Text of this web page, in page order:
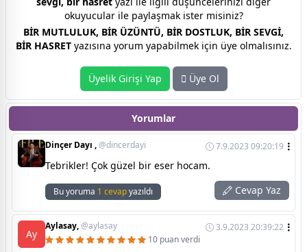
okuyucular ile paylaşmak ister misiniz?
BİR MUTLULUK, BİR ÜZÜNTÜ, BİR DOSTLUK, BİR SEVGİ,
BİR HASRETyazısına yorum yapabilmek için üye olmalısınız.
Üyelik Girişi Yap Üye Ol
Yorumlar
Dinçer Dayı ,@dincerdayi 7.9.2023 09:20:19
Tebrikler! Çok güzel bir eser hocam.
Bu yoruma 1 cevapyazıldı Cevap Yaz
Ay
Aylasay,@aylasay
3.9.2023 20:39:22
10 puan verdi